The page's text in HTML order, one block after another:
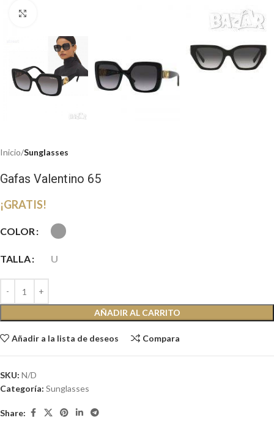
Inicio Sunglasses
Gafas Valentino 65
¡GRATIS!
COLOR
TALLA U
AÑADIR AL CARRITO
Añadir a la lista de deseos Compara
SKU: N/D
Categoría: Sunglasses
Share: